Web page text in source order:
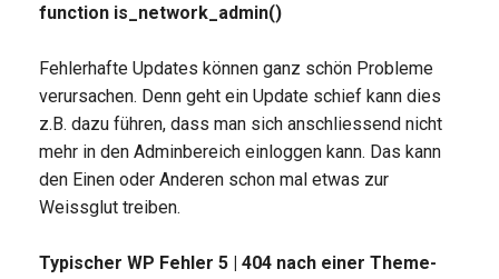
function is_network_admin()
Fehlerhafte Updates können ganz schön Probleme
verursachen. Denn geht ein Update schief kann dies
z.B. dazu führen, dass man sich anschliessend nicht
mehr in den Adminbereich einloggen kann. Das kann
den Einen oder Anderen schon mal etwas zur
Weissglut treiben.
Typischer WP Fehler 5 | 404 nach einer Theme-